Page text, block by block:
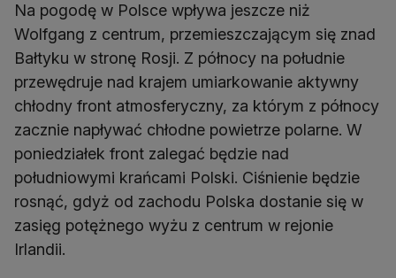
Na pogodę w Polsce wpływa jeszcze niż
Wolfgang z centrum, przemieszczającym się znad
Bałtyku w stronę Rosji. Z północy na południe
przewędruje nad krajem umiarkowanie aktywny
chłodny front atmosferyczny, za którym z północy
zacznie napływać chłodne powietrze polarne. W
poniedziałek front zalegać będzie nad
południowymi krańcami Polski. Ciśnienie będzie
rosnąć, gdyż od zachodu Polska dostanie się w
zasięg potężnego wyżu z centrum w rejonie
Irlandii.